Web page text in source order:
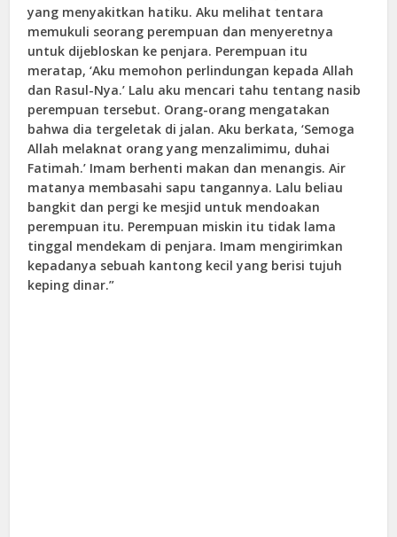
yang menyakitkan hatiku. Aku melihat tentara
memukuli seorang perempuan dan menyeretnya
untuk dijebloskan ke penjara. Perempuan itu
meratap, ‘Aku memohon perlindungan kepada Allah
dan Rasul-Nya.’ Lalu aku mencari tahu tentang nasib
perempuan tersebut. Orang-orang mengatakan
bahwa dia tergeletak di jalan. Aku berkata, ‘Semoga
Allah melaknat orang yang menzalimimu, duhai
Fatimah.’ Imam berhenti makan dan menangis. Air
matanya membasahi sapu tangannya. Lalu beliau
bangkit dan pergi ke mesjid untuk mendoakan
perempuan itu. Perempuan miskin itu tidak lama
tinggal mendekam di penjara. Imam mengirimkan
kepadanya sebuah kantong kecil yang berisi tujuh
keping dinar.”